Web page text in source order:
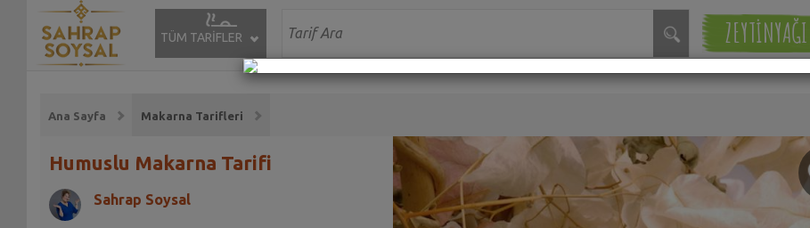
TÜM TARİFLER ZEYTİNYAĞI
Ana Sayfa Makarna Tarifleri
Humuslu Makarna Tarifi
Sahrap Soysal